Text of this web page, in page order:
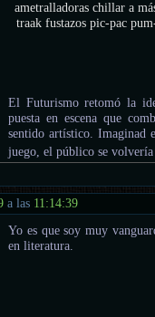
ametralladoras chillar a
traak fustazos pic-pac
El Futurismo retomó la
puesta en escena que
sentido artístico. Imaginad
juego, el público se
a las 11:14:39
Yo es que soy muy
en literatura.